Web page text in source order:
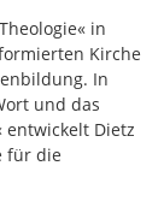
in
Kirche
In
und das
entwickelt Dietz
für die